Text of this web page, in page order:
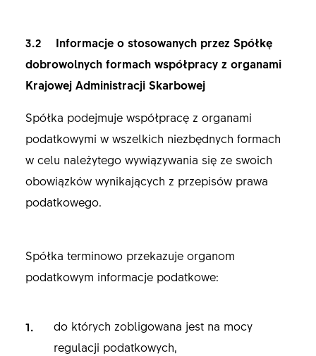
3.2 Informacje o stosowanych przez Spółkę
dobrowolnych formach współpracy z organami
Krajowej Administracji Skarbowej
Spółka podejmuje współpracę z organami
podatkowymi w wszelkich niezbędnych formach
w celu należytego wywiązywania się ze swoich
obowiązków wynikających z przepisów prawa
podatkowego.
Spółka terminowo przekazuje organom
podatkowym informacje podatkowe:
do których zobligowana jest na mocy
regulacji podatkowych,